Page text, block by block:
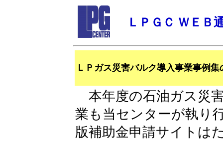
ＬＰＧＣ ＷＥＢ
ＬＰガス災害バルク導入事業事例集
本年度の石油ガス災
業も当センターが執り
版補助金申請サイトは